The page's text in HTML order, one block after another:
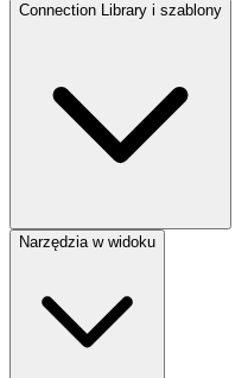
Connection Library i szablony
Narzędzia w widoku